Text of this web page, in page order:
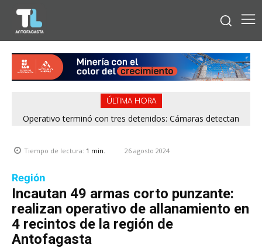
ÚLTIMA HORA
Operativo terminó con tres detenidos: Cámaras detectan
Tiempo de lectura: 1 min. 26 agosto 2024
Región
Incautan 49 armas corto punzante:
realizan operativo de allanamiento en
4 recintos de la región de
Antofagasta